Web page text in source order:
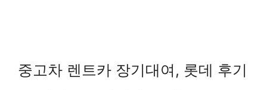
중고차 렌트카 장기대여, 롯데 후기